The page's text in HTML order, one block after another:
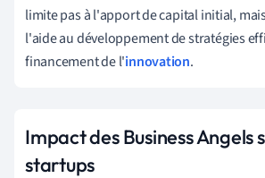
limite pas à l'apport de capital initial,
l'aide au développement de stratégies
financement de l'innovation.
Impact des Business Angels
startups